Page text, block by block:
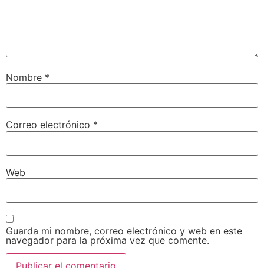
Nombre *
Correo electrónico *
Web
Guarda mi nombre, correo electrónico y web en este
navegador para la próxima vez que comente.